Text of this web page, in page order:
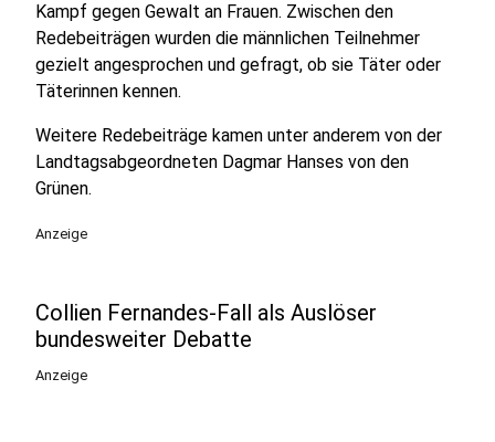
Kampf gegen Gewalt an Frauen. Zwischen den
Redebeiträgen wurden die männlichen Teilnehmer
gezielt angesprochen und gefragt, ob sie Täter oder
Täterinnen kennen.
Weitere Redebeiträge kamen unter anderem von der
Landtagsabgeordneten Dagmar Hanses von den
Grünen.
Anzeige
Collien Fernandes-Fall als Auslöser
bundesweiter Debatte
Anzeige